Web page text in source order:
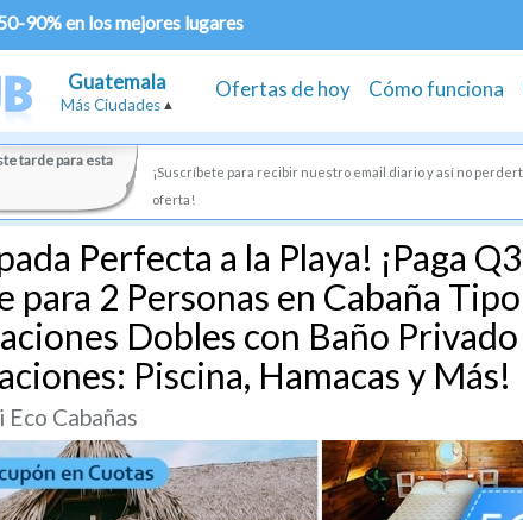
90% en los mejores lugares
Guatemala
Más Ciudades
Ofertas de hoy Cómo funciona
tarde para esta
¡Suscríbete para recibir nuestro email diario y así no
oferta!
Perfecta a la Playa! ¡Paga
para 2 Personas en Cabaña
Dobles con Baño
Piscina, Hamacas y Más!
Eco Cabañas